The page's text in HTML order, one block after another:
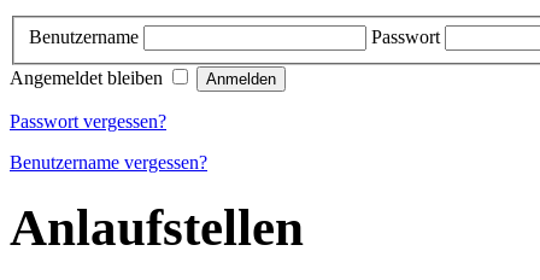
Benutzername
Passwort
Angemeldet bleiben
Passwort vergessen?
Benutzername vergessen?
Anlaufstellen